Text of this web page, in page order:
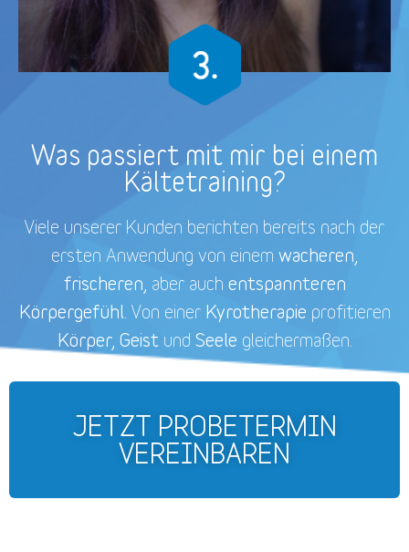
Was passiert mit mir bei einem
Kältetraining?
Viele unserer Kunden berichten bereits nach der
ersten Anwendung von einem wacheren,
frischeren, aber auch entspannteren
Körpergefühl. Von einer Kyrotherapie profitieren
Körper, Geistund Seele gleichermaßen.
JETZT PROBETERMIN
VEREINBAREN